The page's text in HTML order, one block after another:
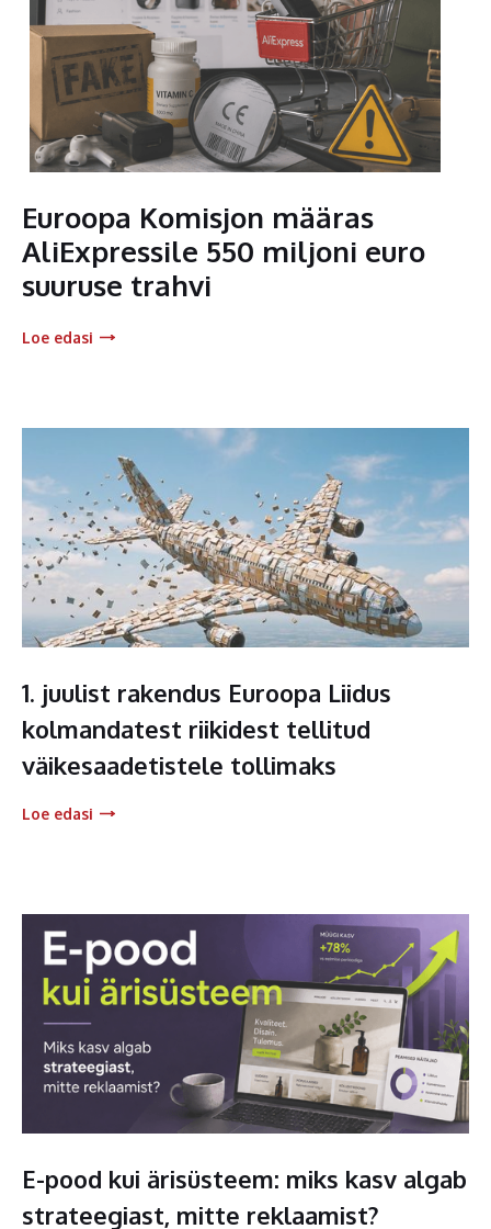
Euroopa Komisjon määras
AliExpressile 550 miljoni euro
suuruse trahvi
Loe edasi
1. juulist rakendus Euroopa Liidus
kolmandatest riikidest tellitud
väikesaadetistele tollimaks
Loe edasi
E-pood kui ärisüsteem: miks kasv algab
strateegiast, mitte reklaamist?